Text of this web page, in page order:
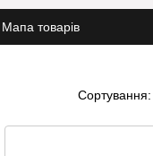
Мапа товарів
Сортування: